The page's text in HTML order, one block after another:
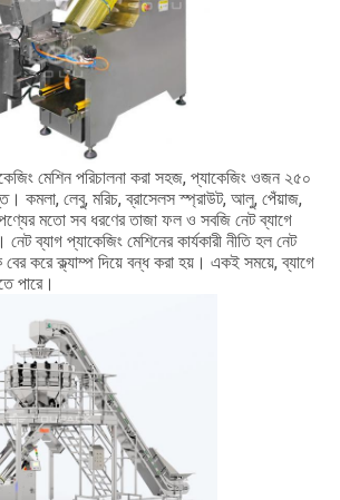
মেশিন পরিচালনা করা সহজ, প্যাকেজিং ওজন ২৫০
কমলা, লেবু, মরিচ, ব্রাসেলস স্প্রাউট, আলু, পেঁয়াজ,
মতো সব ধরণের তাজা ফল ও সবজি নেট ব্যাগে
ব্যাগ প্যাকেজিং মেশিনের কার্যকারী নীতি হল নেট
বের করে ক্ল্যাম্প দিয়ে বন্ধ করা হয়। একই সময়ে, ব্যাগে
পারে।